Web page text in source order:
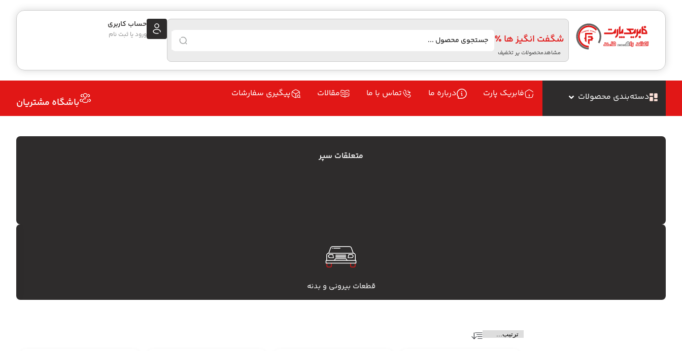
شگفت انگیز ها ٪
مشاهدمحصولات پر تخفیف
حساب کاربری
ورود یا ثبت نام
دسته‌بندی محصولات فابریک پارت درباره ما تماس با ما مقالات پیگیری سفارشات
باشگاه مشتریان
متعلقات سپر
قطعات بیرونی و بدنه